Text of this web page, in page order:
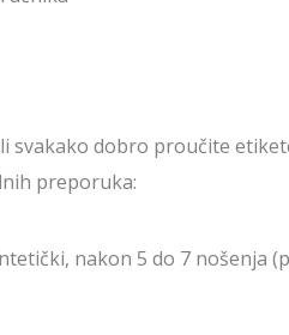
svakako dobro proučite
preporuka:
nakon 5 do 7 nošenja